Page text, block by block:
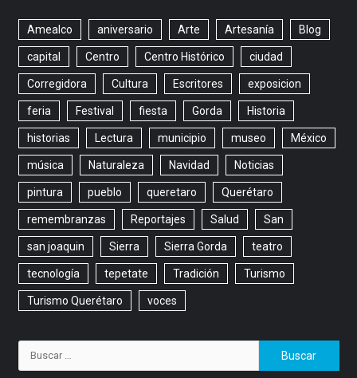
Amealco aniversario Arte Artesanía Blog
capital Centro Centro Histórico ciudad
Corregidora Cultura Escritores exposicion
feria Festival fiesta Gorda Historia
historias Lectura municipio museo México
música Naturaleza Navidad Noticias
pintura pueblo queretaro Querétaro
remembranzas Reportajes Salud San
san joaquin Sierra Sierra Gorda teatro
tecnología tepetate Tradición Turismo
Turismo Querétaro voces